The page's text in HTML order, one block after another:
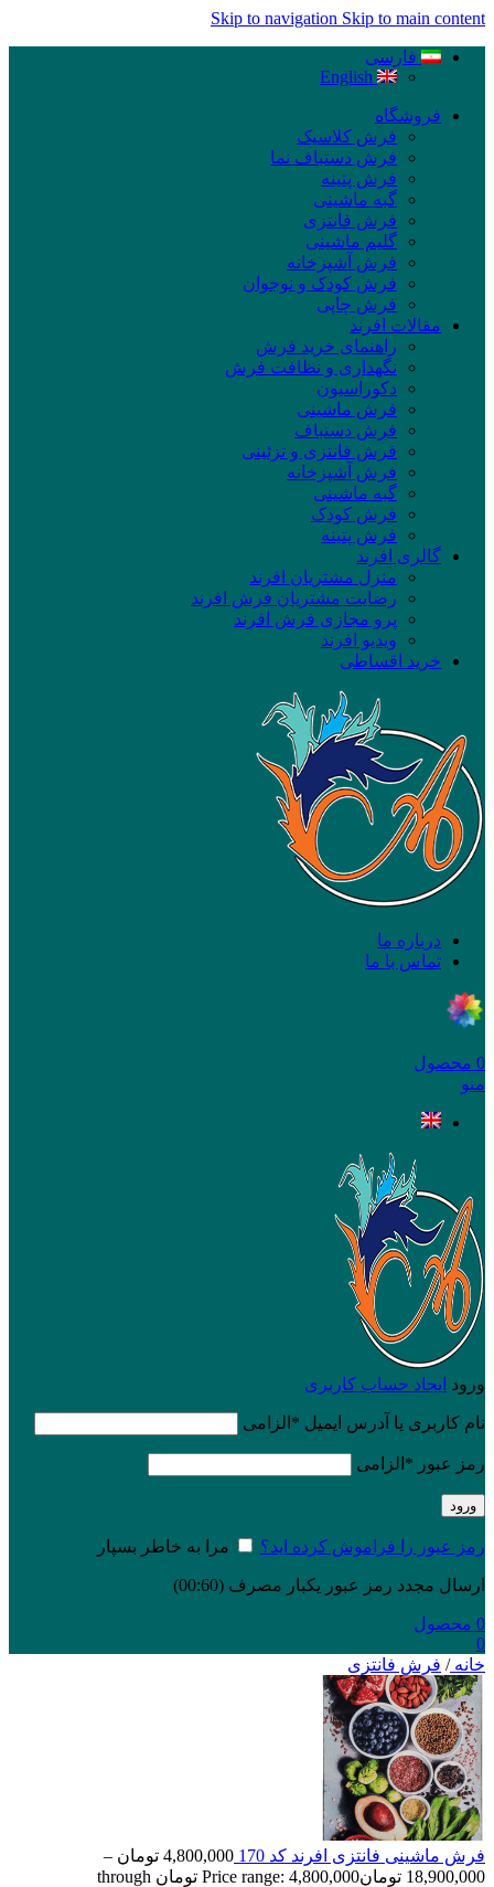
Skip to navigation Skip to main content
فارسی
English
فروشگاه
فرش کلاسیک
فرش دستباف نما
فرش پتینه
گبه ماشینی
فرش فانتزی
گلیم ماشینی
فرش آشپزخانه
فرش کودک و نوجوان
فرش چاپی
مقالات افرند
راهنمای خرید فرش
نگهداری و نظافت فرش
دکوراسیون
فرش ماشینی
فرش دستباف
فرش فانتزی و تزئینی
فرش آشپزخانه
گبه ماشینی
فرش کودک
فرش پتینه
گالری افرند
منزل مشتریان افرند
رضایت مشتریان فرش افرند
پرو مجازی فرش افرند
ویدیو افرند
خرید اقساطی
درباره ما
تماس با ما
0 محصول
منو
ورود ایجاد حساب کاربری
نام کاربری یا آدرس ایمیل * الزامی
رمز عبور * الزامی
ورود
رمز عبور را فراموش کرده اید؟ مرا به خاطر بسپار
ارسال مجدد رمز عبور یکبار مصرف (00:
60
)
0 محصول
0
خانه/ فرش فانتزی
فرش ماشینی فانتزی افرند کد 170 4,800,000 تومان –
18,900,000 تومان
Price range: 4,800,000 تومان through